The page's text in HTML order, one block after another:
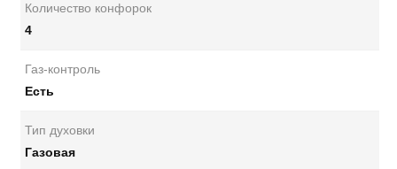
Количество конфорок
4
Газ-контроль
Есть
Тип духовки
Газовая